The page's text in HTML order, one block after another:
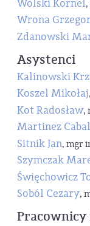
Wolski Kornel
Wrona
Zdanowski
Asystenci
Kalinowski
Koszel Mikołaj
Kot Radosław,
Martinez
Sitnik Jan, mgr
Szymczak
Święchowicz
Soból Cezary,